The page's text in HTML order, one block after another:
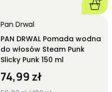
Pan Drwal
PAN DRWAL Pomada wodna
do włosów Steam Punk
Slicky Punk 150 ml
74,99 zł